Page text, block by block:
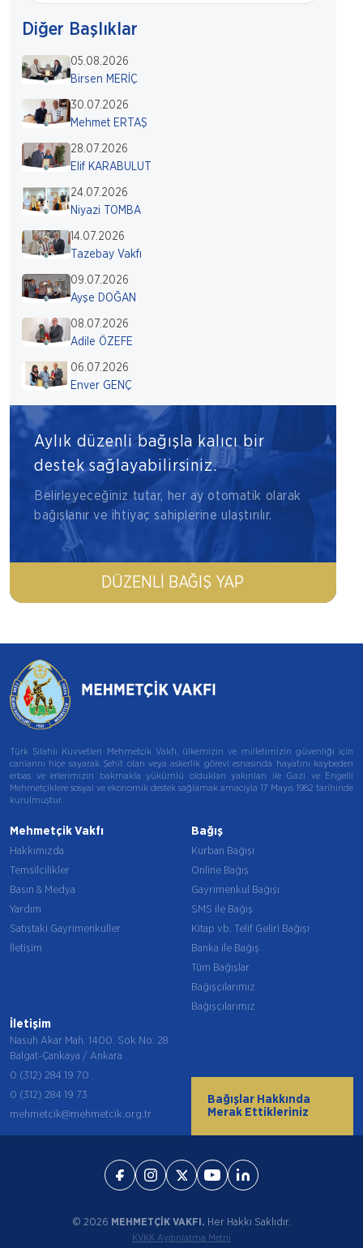
Diğer Başlıklar
05.08.2026
Birsen MERİÇ
30.07.2026
Mehmet ERTAŞ
28.07.2026
Elif KARABULUT
24.07.2026
Niyazi TOMBA
14.07.2026
Tazebay Vakfı
09.07.2026
Ayşe DOĞAN
08.07.2026
Adile ÖZEFE
06.07.2026
Enver GENÇ
Aylık düzenli bağışla kalıcı bir
destek sağlayabilirsiniz.
Belirleyeceğiniz tutar, her ay otomatik olarak
bağışlanır ve ihtiyaç sahiplerine ulaştırılır.
DÜZENLI BAĞIŞ YAP
Türk Silahlı Kuvvetleri Mehmetçik Vakfı, ülkemizin ve milletimizin güvenliği için
canlarını hiçe sayarak Şehit olan veya askerlik görevi esnasında hayatını kaybeden
erbaş ve erlerimizin bakmakla yükümlü oldukları yakınları ile Gazi ve Engelli
Mehmetçiklere sosyal ve ekonomik destek sağlamak amacıyla 17 Mayıs 1982 tarihinde
kurulmuştur.
Mehmetçik Vakfı
Hakkımızda
Temsilcilikler
Basın & Medya
Yardım
Satıştaki Gayrimenkuller
İletişim
Bağış
Kurban Bağışı
Online Bağış
Gayrimenkul Bağışı
SMS ile Bağış
Kitap vb. Telif Geliri Bağışı
Banka ile Bağış
Tüm Bağışlar
Bağışçılarımız
Bağışçılarımız
İletişim
Nasuh Akar Mah. 1400. Sok No: 28
Balgat-Çankaya / Ankara
0 (312) 284 19 70
0 (312) 284 19 73
mehmetcik@mehmetcik.org.tr
Bağışlar Hakkında
Merak Ettikleriniz
© 2026 MEHMETÇİK VAKFI. Her Hakkı Saklıdır.
KVKK Aydınlatma Metni